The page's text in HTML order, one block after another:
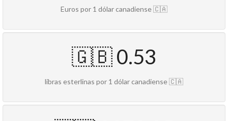
Euros por 1 dólar canadiense 🇨🇦
🇬🇧 0.53
libras esterlinas por 1 dólar canadiense 🇨🇦